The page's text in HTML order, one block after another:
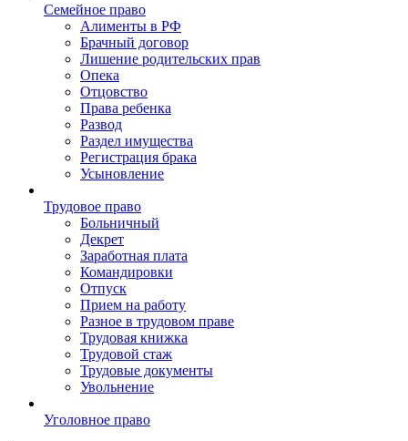
Семейное право
Алименты в РФ
Брачный договор
Лишение родительских прав
Опека
Отцовство
Права ребенка
Развод
Раздел имущества
Регистрация брака
Усыновление
Трудовое право
Больничный
Декрет
Заработная плата
Командировки
Отпуск
Прием на работу
Разное в трудовом праве
Трудовая книжка
Трудовой стаж
Трудовые документы
Увольнение
Уголовное право